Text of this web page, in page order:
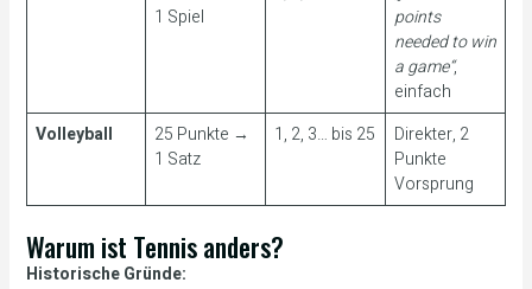
1 Spiel
points
needed to win
a game“,
einfach
Volleyball
25 Punkte →
1 Satz
1, 2, 3… bis 25
Direkter, 2
Punkte
Vorsprung
Warum ist Tennis anders?
Historische Gründe: